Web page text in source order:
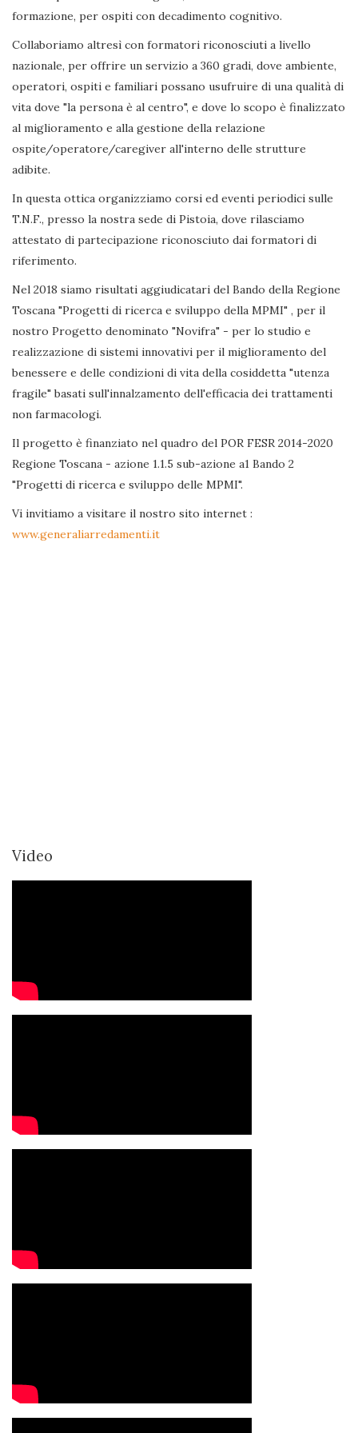
formazione, per ospiti con decadimento cognitivo.
Collaboriamo altresì con formatori riconosciuti a livello
nazionale, per offrire un servizio a 360 gradi, dove ambiente,
operatori, ospiti e familiari possano usufruire di una qualità di
vita dove "la persona è al centro", e dove lo scopo è finalizzato
al miglioramento e alla gestione della relazione
ospite/operatore/caregiver all'interno delle strutture
adibite.
In questa ottica organizziamo corsi ed eventi periodici sulle
T.N.F., presso la nostra sede di Pistoia, dove rilasciamo
attestato di partecipazione riconosciuto dai formatori di
riferimento.
Nel 2018 siamo risultati aggiudicatari del Bando della Regione
Toscana "Progetti di ricerca e sviluppo della MPMI" , per il
nostro Progetto denominato "Novifra" - per lo studio e
realizzazione di sistemi innovativi per il miglioramento del
benessere e delle condizioni di vita della cosiddetta "utenza
fragile" basati sull'innalzamento dell'efficacia dei trattamenti
non farmacologi.
Il progetto è finanziato nel quadro del POR FESR 2014-2020
Regione Toscana - azione 1.1.5 sub-azione a1 Bando 2
"Progetti di ricerca e sviluppo delle MPMI".
Vi invitiamo a visitare il nostro sito internet :
www.generaliarredamenti.it
Video